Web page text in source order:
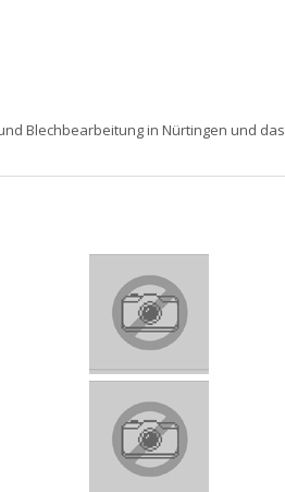
Blechbearbeitung in Nürtingen und das